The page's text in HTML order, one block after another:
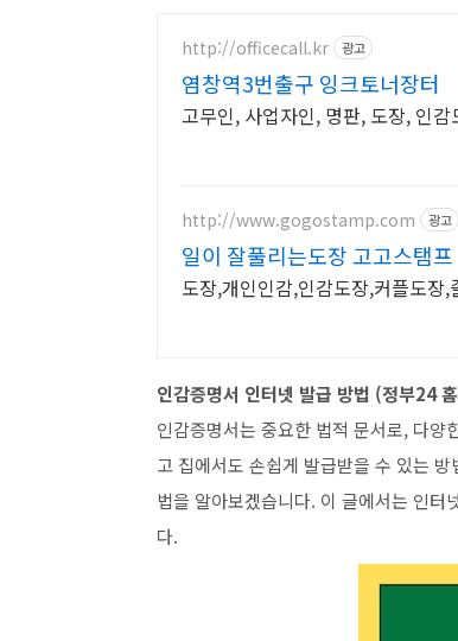
http://officecall.kr 광고
염창역3번출구 잉크토너장터
고무인, 사업자인, 명판, 도장, 인
http://www.gogostamp.com 광고
일이 잘풀리는도장 고고스탬프
도장,개인인감,인감도장,커플도장
인감증명서 인터넷 발급 방법 (정부24
인감증명서는 중요한 법적 문서로, 다양
고 집에서도 손쉽게 발급받을 수 있는
법을 알아보겠습니다. 이 글에서는 인터
다.